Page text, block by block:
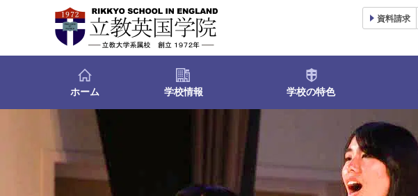
資料請求
ホーム 学校情報 学校の特色